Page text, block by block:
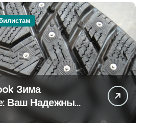
Зима
Ваш Надежный
Дорогах